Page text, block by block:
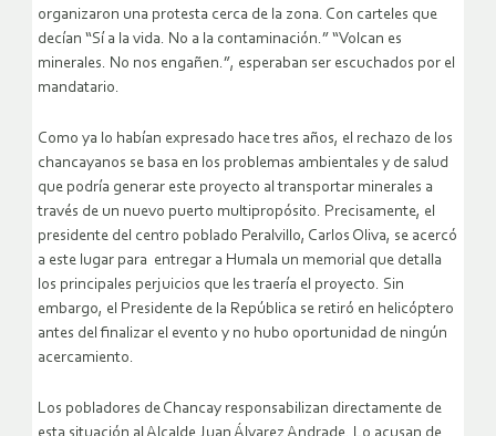
organizaron una protesta cerca de la zona. Con carteles que
decían “Sí a la vida. No a la contaminación.” “Volcan es
minerales. No nos engañen.”, esperaban ser escuchados por el
mandatario.
Como ya lo habían expresado hace tres años, el rechazo de los
chancayanos se basa en los problemas ambientales y de salud
que podría generar este proyecto al transportar minerales a
través de un nuevo puerto multipropósito. Precisamente, el
presidente del centro poblado Peralvillo, Carlos Oliva, se acercó
a este lugar para entregar a Humala un memorial que detalla
los principales perjuicios que les traería el proyecto. Sin
embargo, el Presidente de la República se retiró en helicóptero
antes del finalizar el evento y no hubo oportunidad de ningún
acercamiento.
Los pobladores de Chancay responsabilizan directamente de